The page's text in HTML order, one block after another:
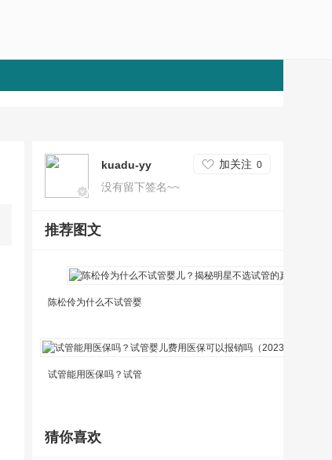
kuadu-yy 加关注 0
没有留下签名~~
推荐图文
陈松伶为什么不试管婴
试管能用医保吗？试管
猜你喜欢